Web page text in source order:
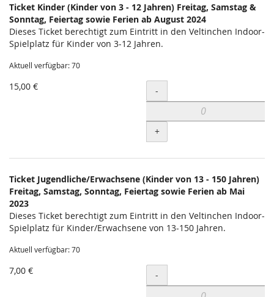
Ticket Kinder (Kinder von 3 - 12 Jahren) Freitag, Samstag &
Sonntag, Feiertag sowie Ferien ab August 2024
Dieses Ticket berechtigt zum Eintritt in den Veltinchen Indoor-
Spielplatz für Kinder von 3-12 Jahren.
Aktuell verfügbar: 70
15,00 € Menge
-
+
Ticket Jugendliche/Erwachsene (Kinder von 13 - 150 Jahren)
Freitag, Samstag, Sonntag, Feiertag sowie Ferien ab Mai
2023
Dieses Ticket berechtigt zum Eintritt in den Veltinchen Indoor-
Spielplatz für Kinder/Erwachsene von 13-150 Jahren.
Aktuell verfügbar: 70
7,00 € Menge
-